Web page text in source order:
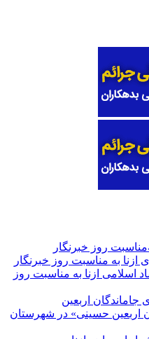
روز خبرنگار
ازنا به مناسبت روز خبرنگار
اسلامی ازنا به مناسبت روز
اربعین
اربعین حسینی» در شهرستان